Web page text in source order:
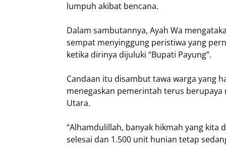
lumpuh akibat bencana.
Dalam sambutannya, Ayah Wa
sempat menyinggung peristiwa yang
ketika dirinya dijuluki “Bupati Payung”.
Candaan itu disambut tawa warga yang
menegaskan pemerintah terus
Utara.
“Alhamdulillah, banyak hikmah yang kita
selesai dan 1.500 unit hunian tetap